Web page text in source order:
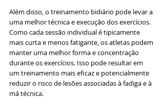
Além disso, o treinamento bidiário pode levar a
uma melhor técnica e execução dos exercícios.
Como cada sessão individual é tipicamente
mais curta e menos fatigante, os atletas podem
manter uma melhor forma e concentração
durante os exercícios. Isso pode resultar em
um treinamento mais eficaz e potencialmente
reduzir o risco de lesões associadas à fadiga e à
má técnica.